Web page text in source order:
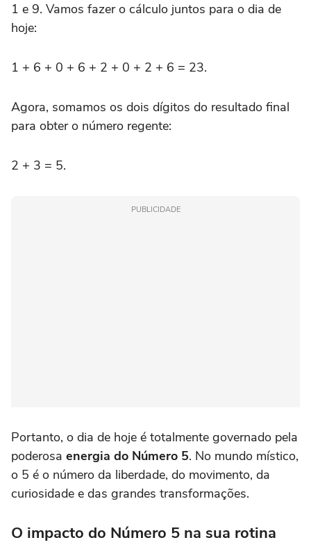
1 e 9. Vamos fazer o cálculo juntos para o dia de
hoje:
1 + 6 + 0 + 6 + 2 + 0 + 2 + 6 = 23.
Agora, somamos os dois dígitos do resultado final
para obter o número regente:
2 + 3 = 5.
PUBLICIDADE
Portanto, o dia de hoje é totalmente governado pela
poderosa energia do Número 5. No mundo místico,
o 5 é o número da liberdade, do movimento, da
curiosidade e das grandes transformações.
O impacto do Número 5 na sua rotina